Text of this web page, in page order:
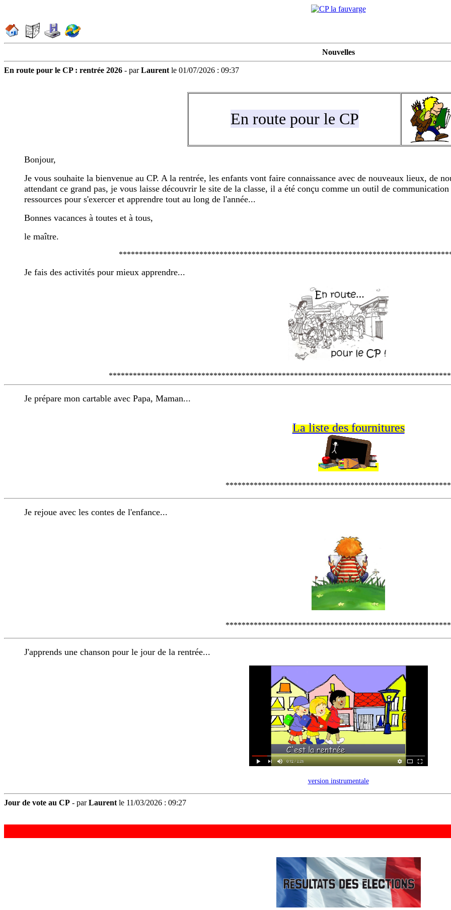
Nouvelles
En route pour le CP : rentrée 2026 - parLaurent le 01/07/2026 : 09:37
En route pour le CP
Bonjour,
Je vous souhaite la bienvenue au CP. A la rentrée, les enfants vont faire connaissance avec de nouveaux lieux, de
attendant ce grand pas, je vous laisse découvrir le site de la classe, il a été conçu comme un outil de
ressources pour s'exercer et apprendre tout au long de l'année...
Bonnes vacances à toutes et à tous,
le maître.
Je fais des activités pour mieux apprendre...
Je prépare mon cartable avec Papa, Maman...
La liste des fournitures
Je rejoue avec les contes de l'enfance...
J'apprends une chanson pour le jour de la rentrée...
version instrumentale
Jour de vote au CP - parLaurent le 11/03/2026 : 09:27